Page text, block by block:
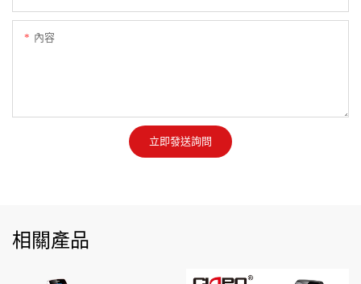
內容
立即發送詢問
相關產品